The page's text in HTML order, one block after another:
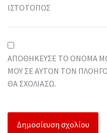
ΙΣΤΌΤΟΠΟΣ
ΑΠΟΘΉΚΕΥΣΕ ΤΟ ΌΝΟΜΆ
ΜΟΥ ΣΕ ΑΥΤΌΝ ΤΟΝ
ΘΑ ΣΧΟΛΙΆΣΩ.